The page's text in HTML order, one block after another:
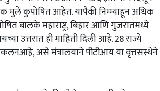
मुले कुपोषित आहेत. यापैकी निम्म्याहून अधिक
बालके महाराष्ट्र, बिहार आणि गुजरातमध्ये
उत्तरात ही माहिती दिली आहे. 28 राज्ये
असे मंत्रालयाने पीटीआय या वृत्तसंस्थेने